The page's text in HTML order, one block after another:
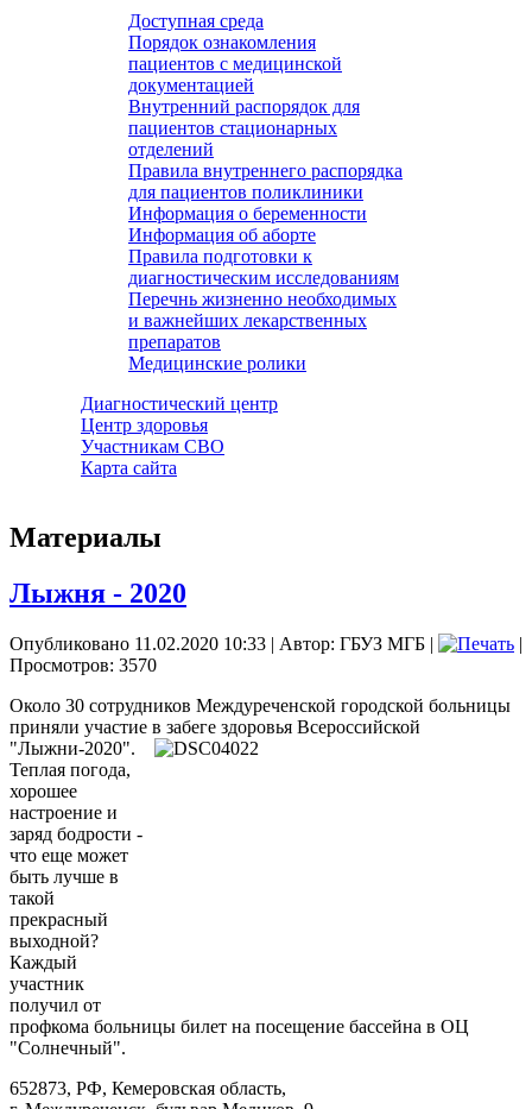
Доступная среда
Порядок ознакомления
пациентов с медицинской
документацией
Внутренний распорядок для
пациентов стационарных
отделений
Правила внутреннего распорядка
для пациентов поликлиники
Информация о беременности
Информация об аборте
Правила подготовки к
диагностическим исследованиям
Перечнь жизненно необходимых
и важнейших лекарственных
препаратов
Медицинские ролики
Диагностический центр
Центр здоровья
Участникам СВО
Карта сайта
Материалы
Лыжня - 2020
Опубликовано 11.02.2020 10:33 | Автор: ГБУЗ МГБ |
|
Просмотров: 3570
Около 30 сотрудников Междуреченской городской больницы
приняли участие в забеге здоровья Всероссийской
"Лыжни-2020".
Теплая погода,
хорошее
настроение и
заряд бодрости -
что еще может
быть лучше в
такой
прекрасный
выходной?
Каждый
участник
получил от
профкома больницы билет на посещение бассейна в ОЦ
"Солнечный".
652873, РФ, Кемеровская область,